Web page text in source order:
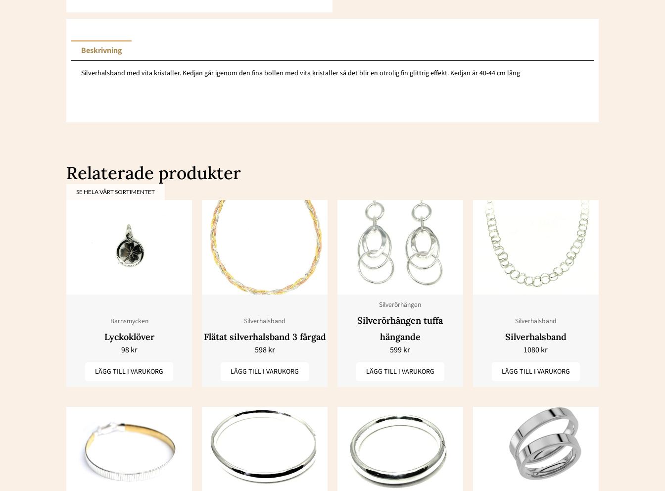
Beskrivning
Silverhalsband med vita kristaller. Kedjan går igenom den fina bollen med vita kristaller så det blir en otrolig fin glittrig effekt. Kedjan är 40-44 cm lång
Relaterade produkter
SE HELA VÅRT SORTIMENTET
Barnsmycken
Lyckoklöver
98kr
LÄGG TILL I VARUKORG
Silverhalsband
Flätat silverhalsband 3 färgad
598kr
LÄGG TILL I VARUKORG
Silverörhängen
Silverörhängen tuffa
hängande
599kr
LÄGG TILL I VARUKORG
Silverhalsband
Silverhalsband
1080kr
LÄGG TILL I VARUKORG
Den
här
produkten
har
flera